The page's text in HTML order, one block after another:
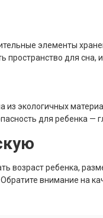
элементы
для сна,
экологичных
для ребенка —
возраст ребенка,
внимание на